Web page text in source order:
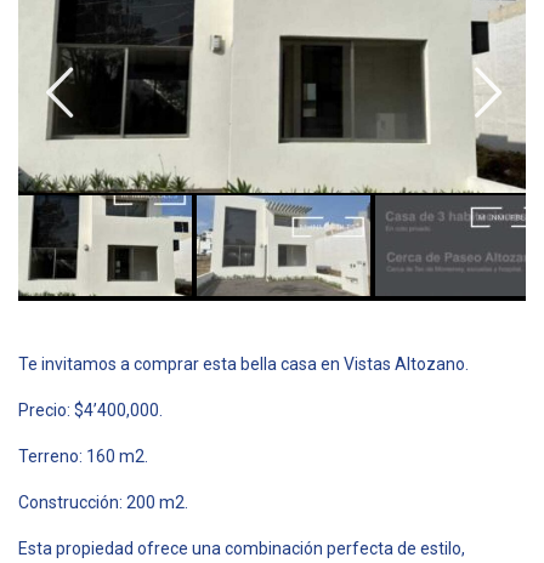
Te invitamos a comprar esta bella casa en Vistas Altozano.
Precio: $4’400,000.
Terreno: 160 m2.
Construcción: 200 m2.
Esta propiedad ofrece una combinación perfecta de estilo,